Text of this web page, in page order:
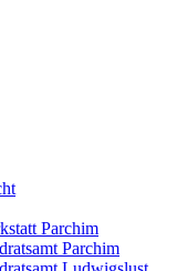
Parchim
Parchim